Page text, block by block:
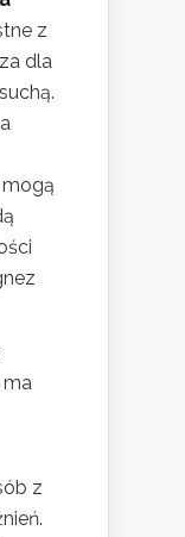
z
dla
mogą
ma
z